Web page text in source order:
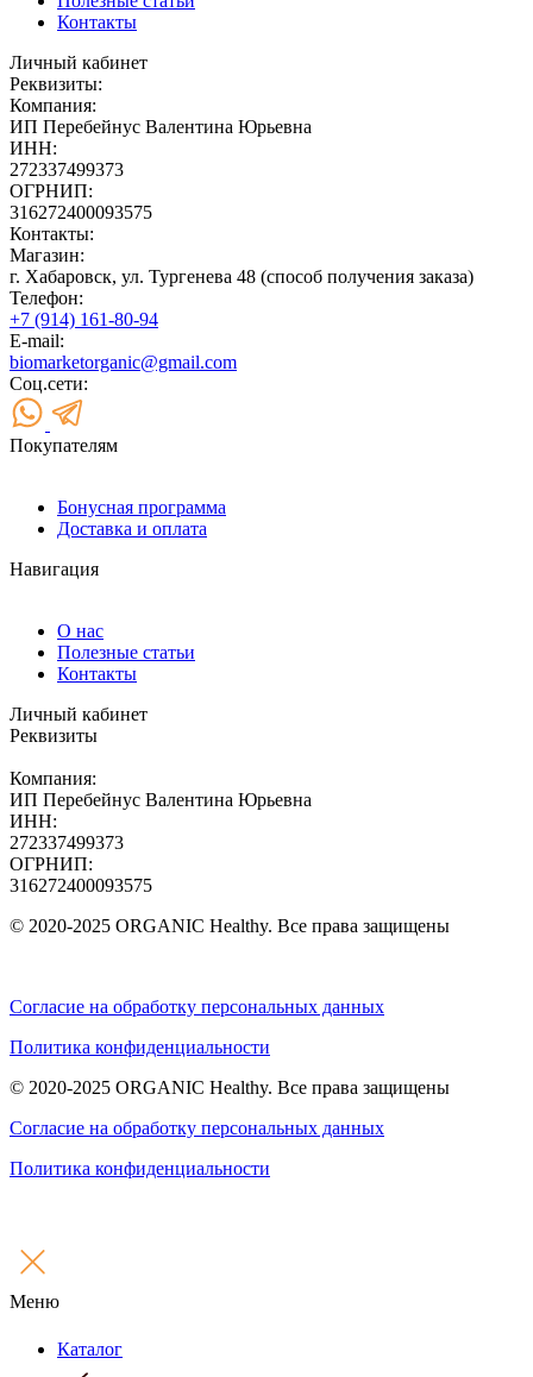
Контакты
Личный кабинет
Реквизиты:
Компания:
ИП Перебейнус Валентина Юрьевна
ИНН:
272337499373
ОГРНИП:
316272400093575
Контакты:
Магазин:
г. Хабаровск, ул. Тургенева 48 (способ получения заказа)
Телефон:
+7 (914) 161-80-94
E-mail:
biomarketorganic@gmail.com
Соц.сети:
Покупателям
Бонусная программа
Доставка и оплата
Навигация
О нас
Полезные статьи
Контакты
Личный кабинет
Реквизиты
Компания:
ИП Перебейнус Валентина Юрьевна
ИНН:
272337499373
ОГРНИП:
316272400093575
© 2020-2025 ORGANIC Healthy. Все права защищены
Согласие на обработку персональных данных
Политика конфиденциальности
© 2020-2025 ORGANIC Healthy. Все права защищены
Согласие на обработку персональных данных
Политика конфиденциальности
Меню
Каталог